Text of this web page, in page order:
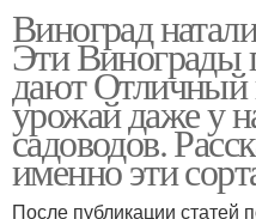
Виноград
Эти Винограды
дают
урожай даже у
садоводов.
именно эти
После публикации статей